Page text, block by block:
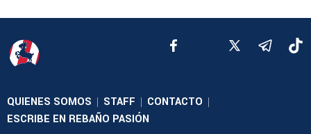
QUIENES SOMOS | STAFF | CONTACTO |
ESCRIBE EN REBAÑO PASIÓN